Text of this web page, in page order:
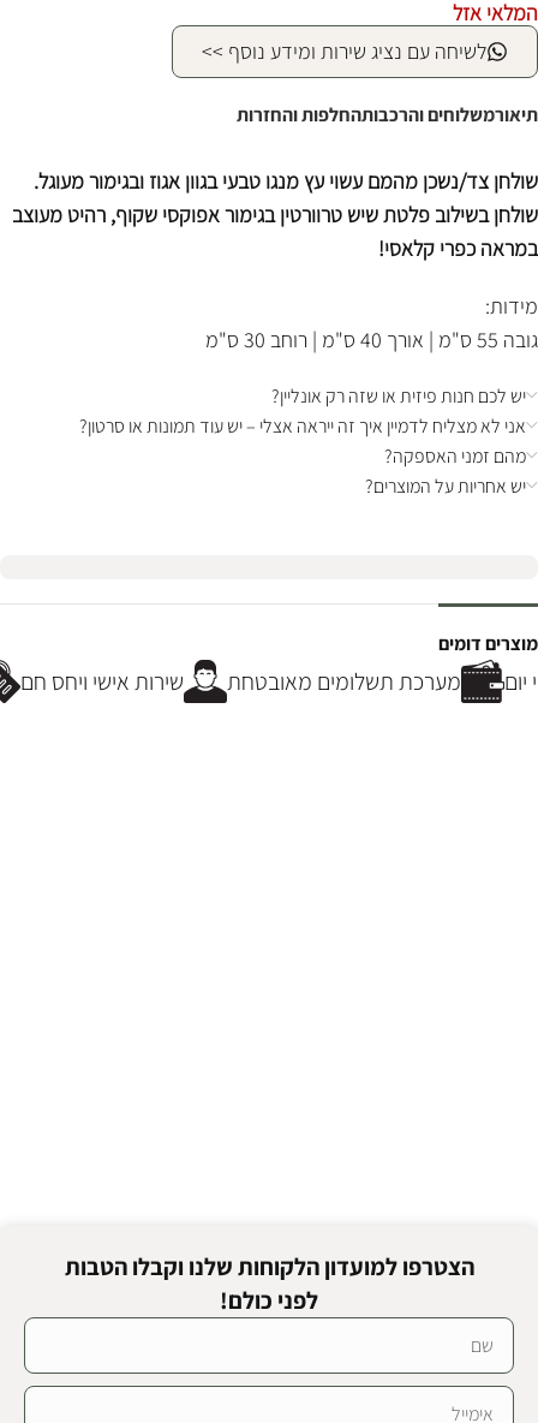
המלאי אזל
לשיחה עם נציג שירות ומידע נוסף >>
תיאורמשלוחים והרכבותהחלפות והחזרות
שולחן צד/נשכן מהמם עשוי עץ מנגו טבעי בגוון אגוז ובגימור מעוגל.
שולחן בשילוב פלטת שיש טרוורטין בגימור אפוקסי שקוף, רהיט מעוצב
במראה כפרי קלאסי!
מידות:
גובה 55 ס"מ | אורך 40 ס"מ | רוחב 30 ס"מ
יש לכם חנות פיזית או שזה רק אונליין?
אני לא מצליח לדמיין איך זה ייראה אצלי – יש עוד תמונות או סרטון?
מהם זמני האספקה?
יש אחריות על המוצרים?
מוצרים דומים
שירות אישי ויחס חם מערכת תשלומים מאובטחת
הצטרפו למועדון הלקוחות שלנו וקבלו הטבות
לפני כולם!